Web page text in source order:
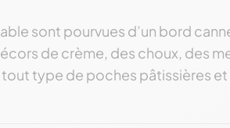
sont pourvues d’un bord
de crème, des choux, des
type de poches pâtissières